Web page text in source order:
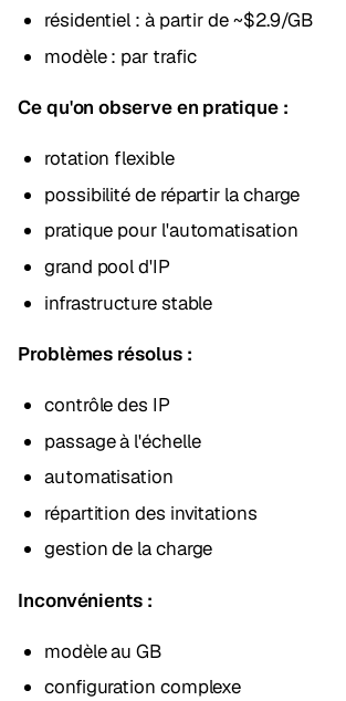
résidentiel : à partir de ~$2.9/GB
modèle : par trafic
Ce qu'on observe en pratique :
rotation flexible
possibilité de répartir la charge
pratique pour l'automatisation
grand pool d'IP
infrastructure stable
Problèmes résolus :
contrôle des IP
passage à l'échelle
automatisation
répartition des invitations
gestion de la charge
Inconvénients :
modèle au GB
configuration complexe